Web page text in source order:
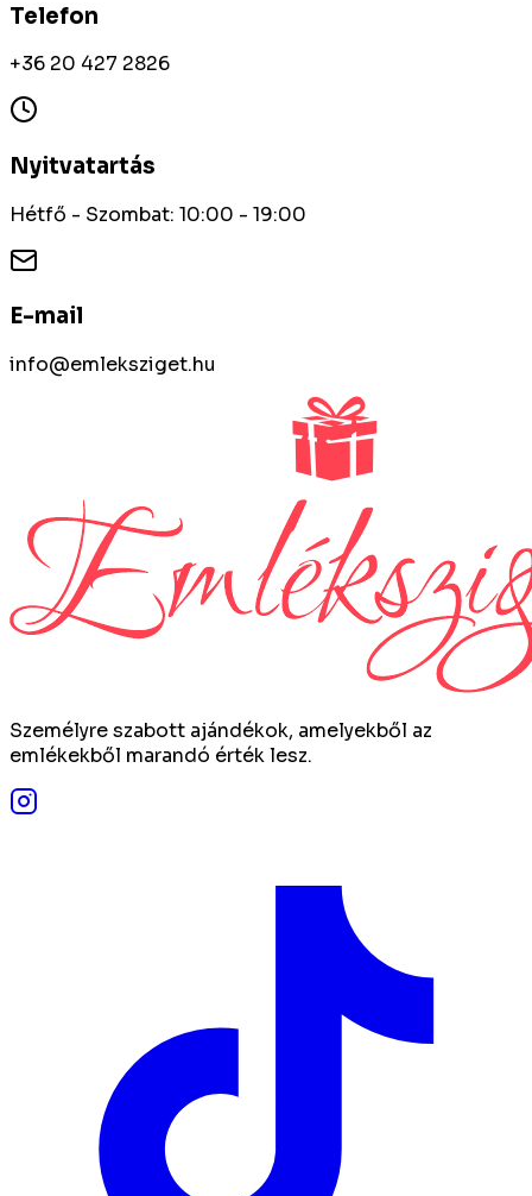
Telefon
+36 20 427 2826
Nyitvatartás
Hétfő - Szombat: 10:00 - 19:00
E-mail
info@emleksziget.hu
Személyre szabott ajándékok, amelyekből az
emlékekből marandó érték lesz.